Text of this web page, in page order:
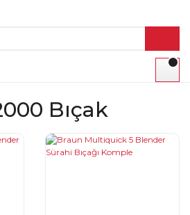
Bıçak